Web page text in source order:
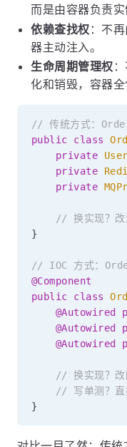
而是由容器负责实
依赖查找权 ：不
器主动注入。
生命周期管理权
化和销毁，容器全
// 传统方式：
public
class
private
private
private
// 换实现？改
}
// IOC 方式：
@Component
public
class
@Autowired
@Autowired
@Autowired
// 换实现？改
// 写单测？直
}